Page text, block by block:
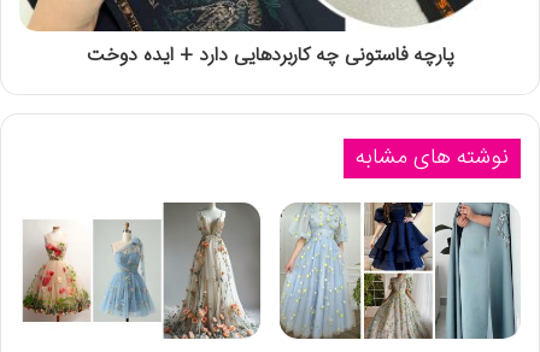
پارچه فاستونی چه کاربردهایی دارد + ایده دوخت
نوشته های مشابه